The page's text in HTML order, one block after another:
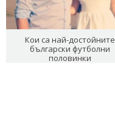
Кои са най-достойните
български футболни
половинки